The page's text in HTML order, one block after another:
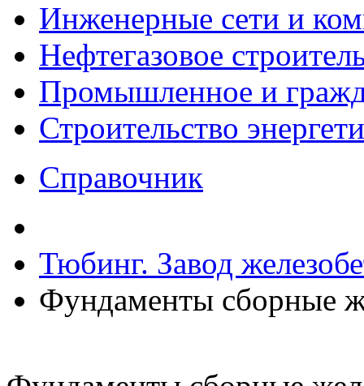
Инженерные сети и
Нефтегазовое
Промышленное и
Строительство
Справочник
Тюбинг. Завод
Фундаменты сборные